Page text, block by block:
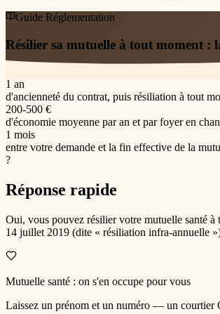
Guide Réglementation
Résilier sa mutuelle à tout moment :
1 an
d'ancienneté du contrat, puis résiliation à tout
200-500 €
d'économie moyenne par an et par foyer en
1 mois
entre votre demande et la fin effective de la
?
Réponse rapide
Oui, vous pouvez résilier votre mutuelle santé
14 juillet 2019 (dite « résiliation infra-annuelle
Mutuelle santé : on s'en occupe pour vous
Laissez un prénom et un numéro — un courtier